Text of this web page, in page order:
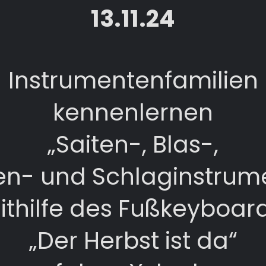
13.11.24
Instrumentenfamilien
kennenlernen
„Saiten-, Blas-,
und
des
„Der Herbst ist da“